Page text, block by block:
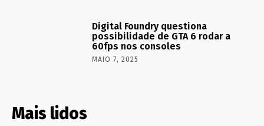
Digital Foundry questiona
possibilidade de GTA 6 rodar a
60fps nos consoles
MAIO 7, 2025
Mais lidos